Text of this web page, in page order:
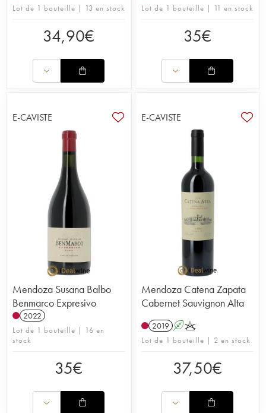
Lot de 1 bouteille | 13 en stock
34,90€
Lot de 1 bouteille | 11 en stock
35€
E-CAVISTE
Mendoza Susana Balbo
Benmarco Expresivo
2022
Lot de 1 bouteille | 16 en
stock
35€
E-CAVISTE
Mendoza Catena Zapata
Cabernet Sauvignon Alta
2019 AK
Lot de 1 bouteille | 2 en stock
37,50€